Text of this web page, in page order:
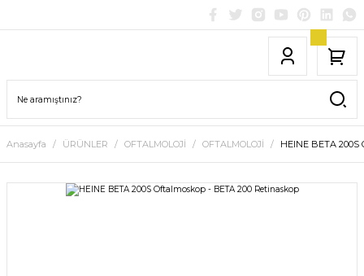
Anasayfa ÜRÜNLER OFTALMOLOJİ OFTALMOLOJİ HEINE BETA